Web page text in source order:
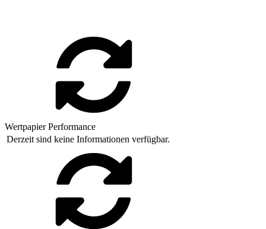
Wertpapier Performance
Derzeit sind keine Informationen verfügbar.